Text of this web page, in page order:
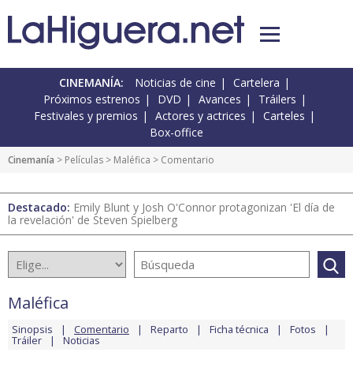
CINEMANÍA: Noticias de cine
Cartelera
Próximos estrenos
DVD Avances
Tráilers
Festivales y premios
Actores y actrices
Carteles
Box-office
Cinemanía > Películas > Maléfica > Comentario
Destacado: Emily Blunt y Josh O'Connor protagonizan 'El día de
la revelación' de Steven Spielberg
Maléfica
Sinopsis Comentario Reparto Ficha técnica Fotos
Tráiler Noticias